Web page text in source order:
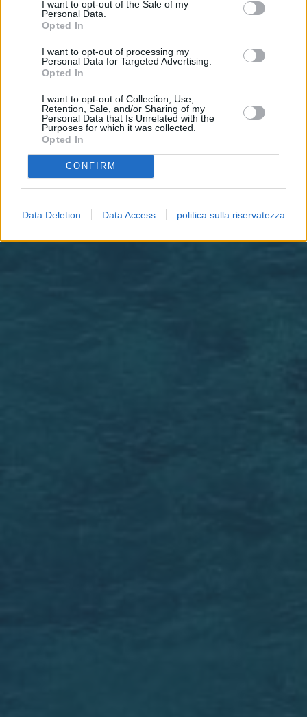
I want to opt-out of the Sale of my
Personal Data.
Opted In
I want to opt-out of processing my
Personal Data for Targeted Advertising.
Opted In
I want to opt-out of Collection, Use,
Retention, Sale, and/or Sharing of my
Personal Data that Is Unrelated with the
Purposes for which it was collected.
Opted In
CONFIRM
Data Deletion Data Access politica sulla riservatezza